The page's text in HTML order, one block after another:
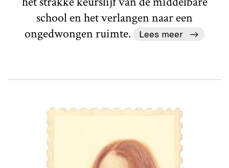
school en het verlangen naar een
ongedwongen ruimte.
Lees meer